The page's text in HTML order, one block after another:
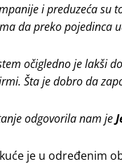
i preduzeća su
da preko pojedinca
očigledno je lakši
Šta je dobro da
odgovorila nam je
je u određenim